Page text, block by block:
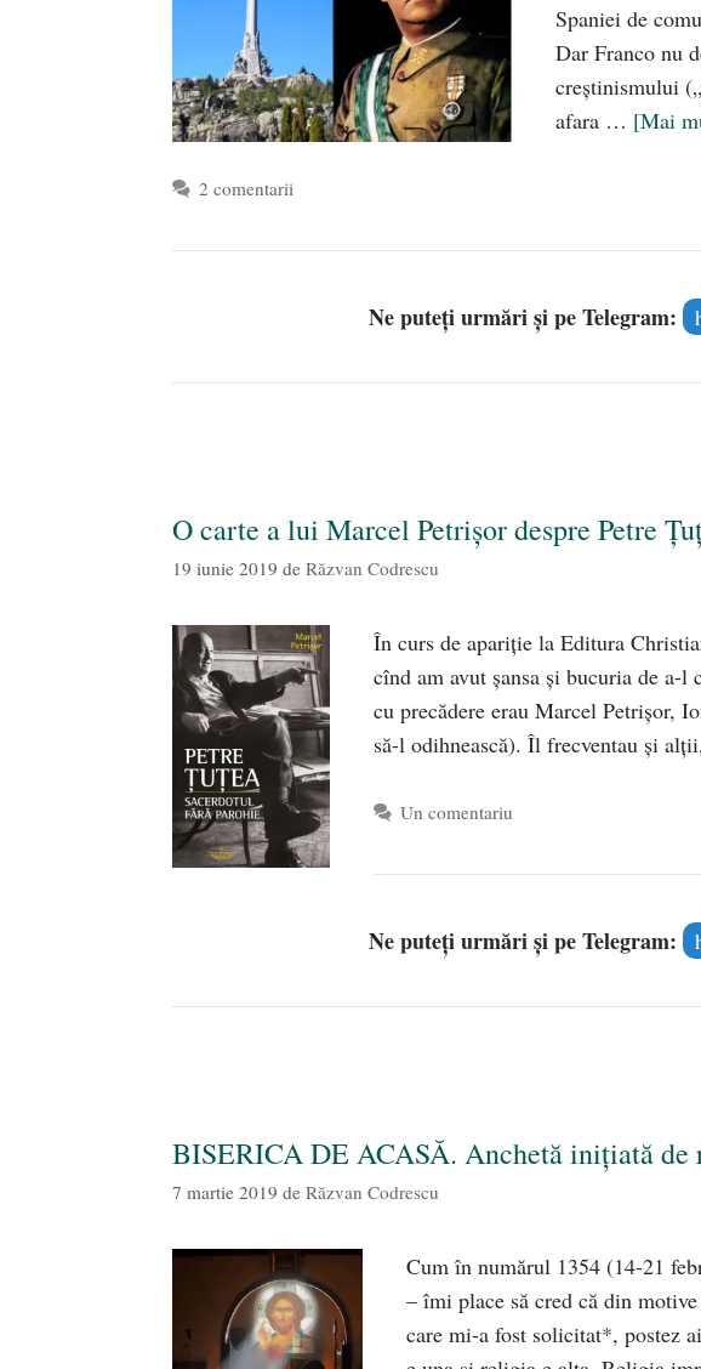
Spaniei de
Dar Franco nu
creștinismului
afara … [Mai
2 comentarii
Ne puteți urmări și pe Telegram:
O carte a lui Marcel Petrișor despre Petre
19 iunie 2019 de Răzvan Codrescu
În curs de apariție la Editura
cînd am avut șansa și bucuria de a-l
cu precădere erau Marcel Petrișor,
să-l odihnească). Îl frecventau și
Un comentariu
Ne puteți urmări și pe Telegram:
BISERICA DE ACASĂ. Anchetă inițiată de
7 martie 2019 de Răzvan Codrescu
Cum în numărul 1354 (14-21
– îmi place să cred că din
care mi-a fost solicitat*, postez